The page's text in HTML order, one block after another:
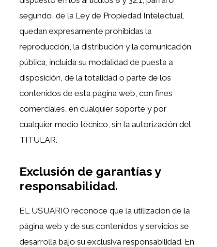
segundo, de la Ley de Propiedad Intelectual,
quedan expresamente prohibidas la
reproducción, la distribución y la comunicación
pública, incluida su modalidad de puesta a
disposición, de la totalidad o parte de los
contenidos de esta página web, con fines
comerciales, en cualquier soporte y por
cualquier medio técnico, sin la autorización del
TITULAR.
Exclusión de garantías y
responsabilidad.
EL USUARIO reconoce que la utilización de la
página web y de sus contenidos y servicios se
desarrolla bajo su exclusiva responsabilidad. En